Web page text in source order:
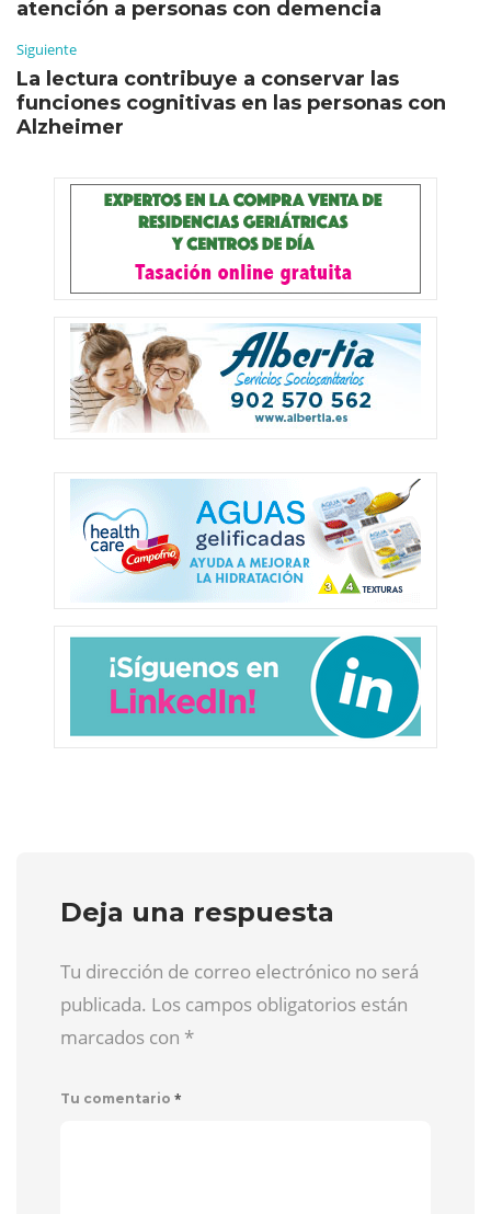
atención a personas con demencia
Siguiente
La lectura contribuye a conservar las
funciones cognitivas en las personas con
Alzheimer
Deja una respuesta
Tu dirección de correo electrónico no será
publicada. Los campos obligatorios están
marcados con *
Tu comentario *